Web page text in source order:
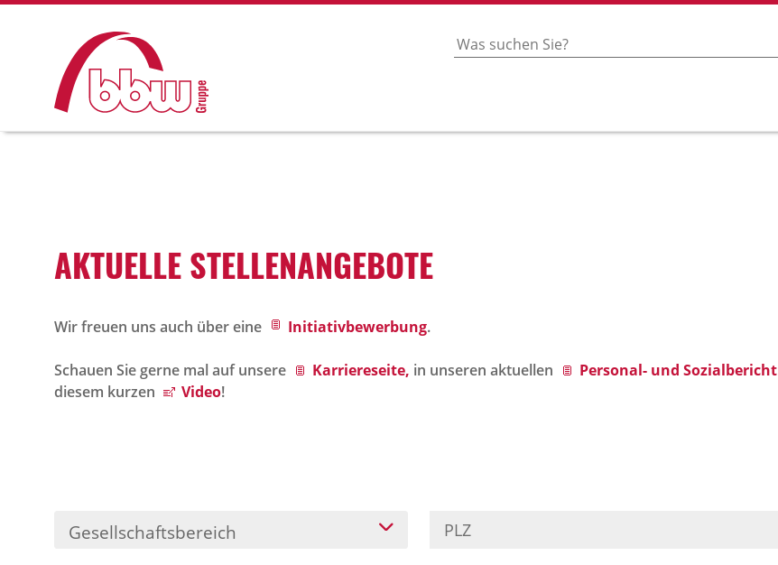
AKTU­ELLE STEL­LEN­AN­GE­BOTE
Wir freuen uns auch über eine Initiativbewerbung.
Schauen Sie gerne mal auf unsere Karriereseite, in unseren aktuellen Personal- und Sozialbericht
diesem kurzen
Video!
Gesellschaftsbereich